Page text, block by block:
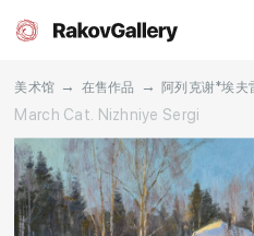
RU EN CN
美术馆 → 在售作品 → 阿列克谢*埃夫
March Cat. Nizhniye Sergi